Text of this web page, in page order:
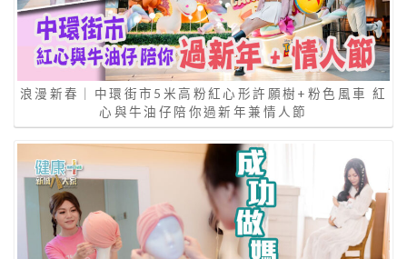
浪漫新春｜中環街市5米高粉紅心形許願樹+粉色風車 紅
心與牛油仔陪你過新年兼情人節